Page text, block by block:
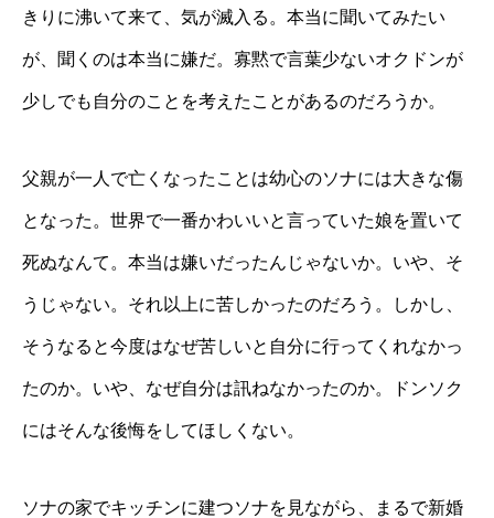
きりに沸いて来て、気が滅入る。本当に聞いてみたい
が、聞くのは本当に嫌だ。寡黙で言葉少ないオクドンが
少しでも自分のことを考えたことがあるのだろうか。
父親が一人で亡くなったことは幼心のソナには大きな傷
となった。世界で一番かわいいと言っていた娘を置いて
死ぬなんて。本当は嫌いだったんじゃないか。いや、そ
うじゃない。それ以上に苦しかったのだろう。しかし、
そうなると今度はなぜ苦しいと自分に行ってくれなかっ
たのか。いや、なぜ自分は訊ねなかったのか。ドンソク
にはそんな後悔をしてほしくない。
ソナの家でキッチンに建つソナを見ながら、まるで新婚